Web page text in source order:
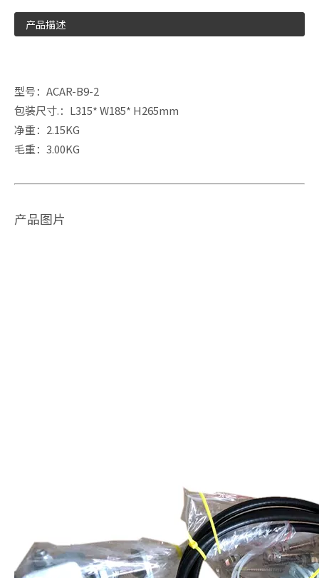
产品描述
型号：ACAR-B9-2
包装尺寸.：L315* W185* H265mm
净重：2.15KG
毛重：3.00KG
产品图片